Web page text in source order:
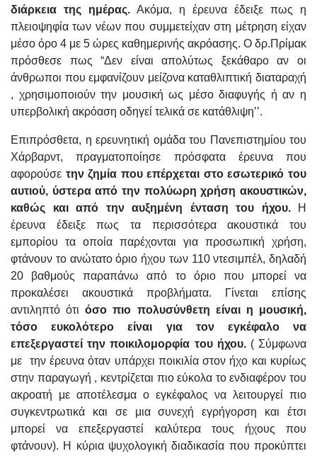
διάρκεια της ημέρας. Ακόμα, η έρευνα έδειξε πως η
πλειοψηφία των νέων που συμμετείχαν στη μέτρηση είχαν
μέσο όρο 4 με 5 ώρες καθημερινής ακρόασης. Ο δρ.Πρίμακ
πρόσθεσε πως “Δεν είναι απολύτως ξεκάθαρο αν οι
άνθρωποι που εμφανίζουν μείζονα καταθλιπτική διαταραχή
, χρησιμοποιούν την μουσική ως μέσο διαφυγής ή αν η
υπερβολική ακρόαση οδηγεί τελικά σε κατάθλιψη’’.
Επιπρόσθετα, η ερευνητική ομάδα του Πανεπιστημίου του
Χάρβαρντ, πραγματοποίησε πρόσφατα έρευνα που
αφορούσε την ζημία που επέρχεται στο εσωτερικό του
αυτιού, ύστερα από την πολύωρη χρήση ακουστικών,
καθώς και από την αυξημένη ένταση του ήχου.Η
έρευνα έδειξε πως τα περισσότερα ακουστικά του
εμπορίου τα οποία παρέχονται για προσωπική χρήση,
φτάνουν το ανώτατο όριο ήχου των 110 ντεσιμπέλ, δηλαδή
20 βαθμούς παραπάνω από το όριο που μπορεί να
προκαλέσει ακουστικά προβλήματα. Γίνεται επίσης
αντιληπτό ότι όσο πιο πολυσύνθετη είναι η μουσική,
τόσο ευκολότερο είναι για τον εγκέφαλο να
επεξεργαστεί την ποικιλομορφία του ήχου.( Σύμφωνα
με την έρευνα όταν υπάρχει ποικιλία στον ήχο και κυρίως
στην παραγωγή , κεντρίζεται πιο εύκολα το ενδιαφέρον του
ακροατή με αποτέλεσμα ο εγκέφαλος να λειτουργεί πιο
συγκεντρωτικά και σε μια συνεχή εγρήγορση και έτσι
μπορεί να επεξεργαστεί καλύτερα τους ήχους που
φτάνουν). Η κύρια ψυχολογική διαδικασία που προκύπτει